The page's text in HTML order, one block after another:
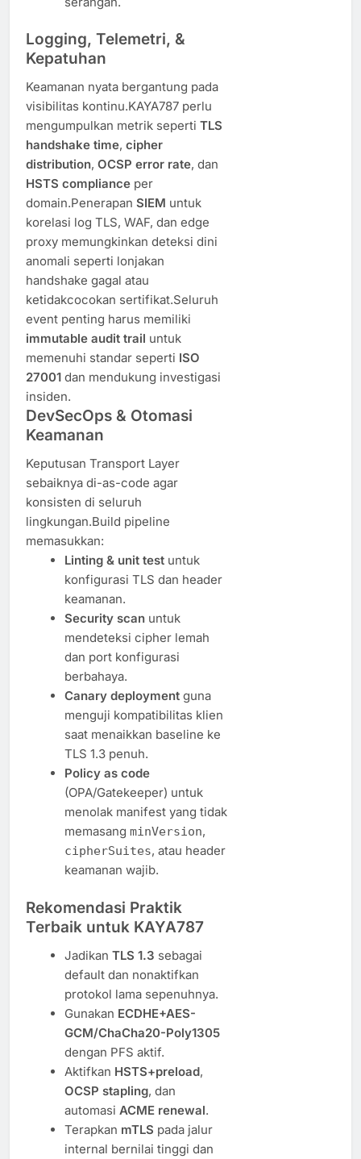
Logging, Telemetri, &
Kepatuhan
Keamanan nyata bergantung pada
visibilitas kontinu.KAYA787 perlu
mengumpulkan metrik seperti TLS
handshake time, cipher
distribution, OCSP error rate, dan
HSTS compliance per
domain.Penerapan SIEM untuk
korelasi log TLS, WAF, dan edge
proxy memungkinkan deteksi dini
anomali seperti lonjakan
handshake gagal atau
ketidakcocokan sertifikat.Seluruh
event penting harus memiliki
immutable audit trail untuk
memenuhi standar seperti ISO
27001 dan mendukung investigasi
insiden.
DevSecOps & Otomasi
Keamanan
Keputusan Transport Layer
sebaiknya di-as-code agar
konsisten di seluruh
lingkungan.Build pipeline
memasukkan:
Linting & unit testuntuk
konfigurasi TLS dan header
keamanan.
Security scanuntuk
mendeteksi cipher lemah
dan port konfigurasi
berbahaya.
Canary deploymentguna
menguji kompatibilitas klien
saat menaikkan baseline ke
TLS 1.3 penuh.
Policy as code
(OPA/Gatekeeper) untuk
menolak manifest yang tidak
memasang minVersion,
cipherSuites, atau header
keamanan wajib.
Rekomendasi Praktik
Terbaik untuk KAYA787
Jadikan TLS 1.3 sebagai
default dan nonaktifkan
protokol lama sepenuhnya.
Gunakan ECDHE+AES-
GCM/ChaCha20-Poly1305
dengan PFS aktif.
Aktifkan HSTS+preload,
OCSP stapling, dan
automasi ACME renewal.
Terapkan mTLS pada jalur
internal bernilai tinggi dan